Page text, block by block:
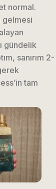
normal.
gelmesi
gündelik
sanırım 2-
tam